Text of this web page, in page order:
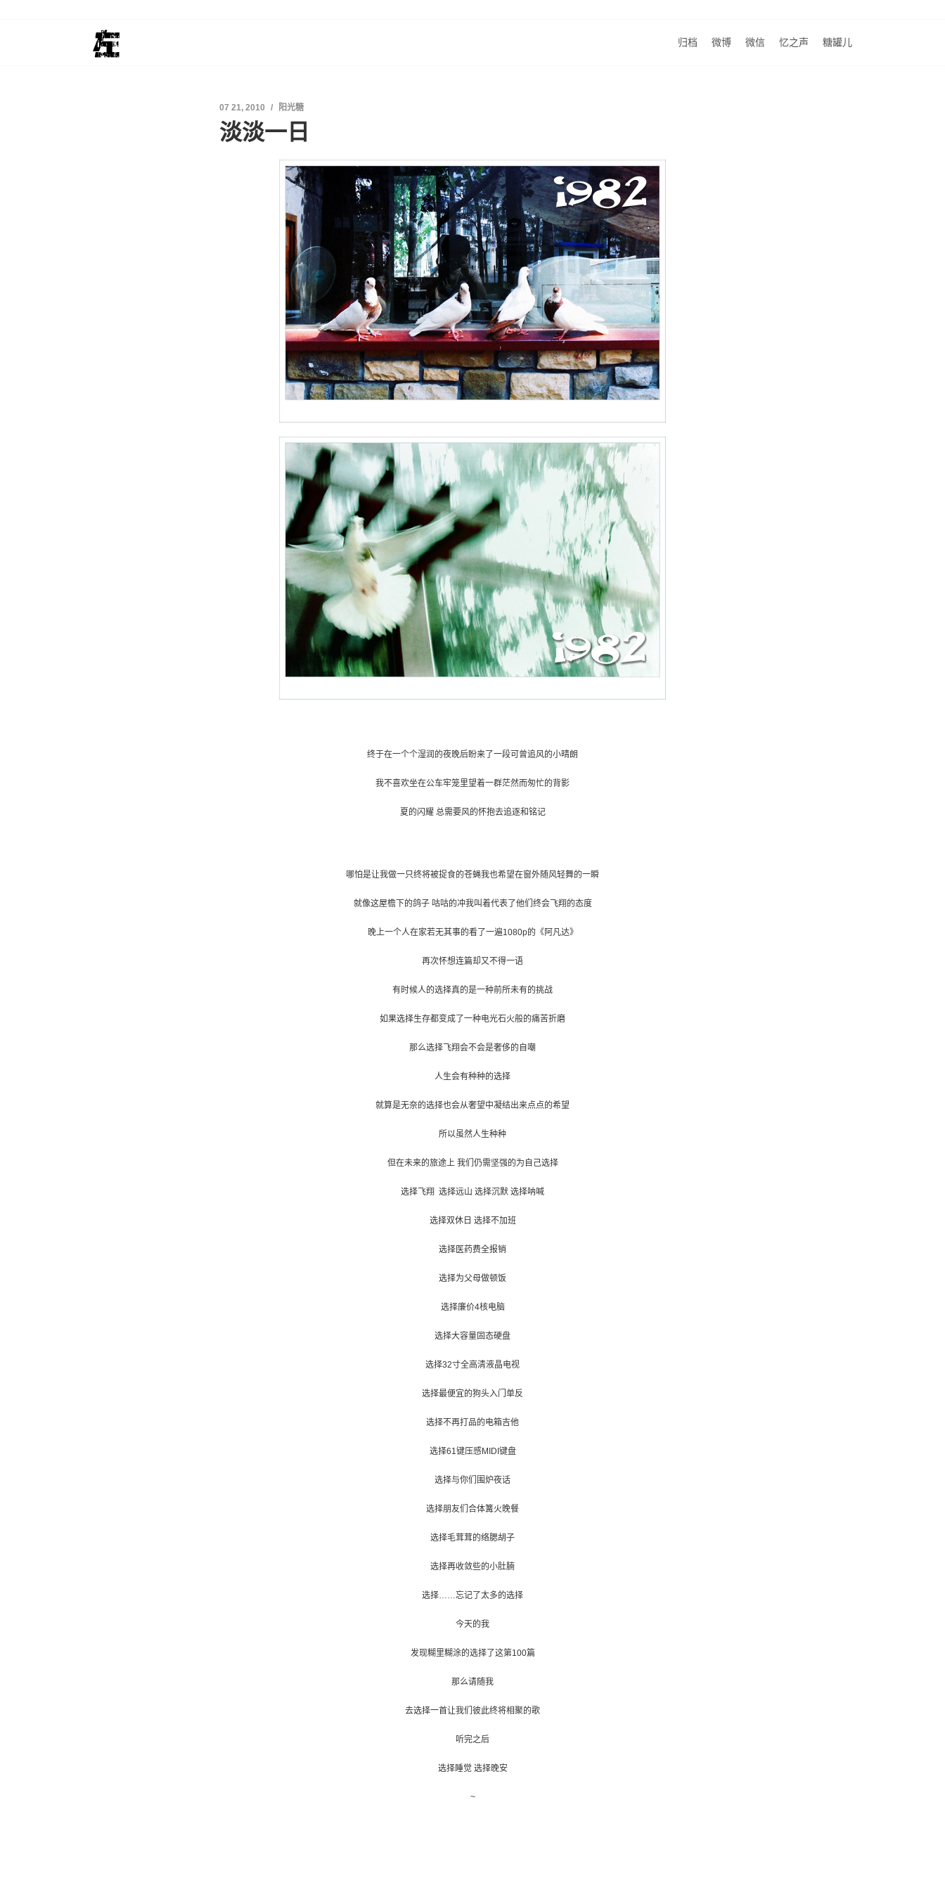
归档 微博 微信 忆之声 糖罐儿
07 21, 2010 阳光糖
淡淡一日
终于在一个个湿润的夜晚后盼来了一段可曾追风的小晴朗
我不喜欢坐在公车牢笼里望着一群茫然而匆忙的背影
夏的闪耀 总需要风的怀抱去追逐和铭记
哪怕是让我做一只终将被捉食的苍蝇我也希望在窗外随风轻舞的一瞬
就像这屋檐下的鸽子 咕咕的冲我叫着代表了他们终会飞翔的态度
晚上一个人在家若无其事的看了一遍1080p的《阿凡达》
再次怀想连篇却又不得一语
有时候人的选择真的是一种前所未有的挑战
如果选择生存都变成了一种电光石火般的痛苦折磨
那么选择飞翔会不会是奢侈的自嘲
人生会有种种的选择
就算是无奈的选择也会从奢望中凝结出来点点的希望
所以虽然人生种种
但在未来的旅途上 我们仍需坚强的为自己选择
选择飞翔 选择远山 选择沉默 选择呐喊
选择双休日 选择不加班
选择医药费全报销
选择为父母做顿饭
选择廉价4核电脑
选择大容量固态硬盘
选择32寸全高清液晶电视
选择最便宜的狗头入门单反
选择不再打品的电箱吉他
选择61键压感MIDI键盘
选择与你们围炉夜话
选择朋友们合体篝火晚餐
选择毛茸茸的络腮胡子
选择再收敛些的小肚腩
选择……忘记了太多的选择
今天的我
发现糊里糊涂的选择了这第100篇
那么请随我
去选择一首让我们彼此终将相聚的歌
听完之后
选择睡觉 选择晚安
~